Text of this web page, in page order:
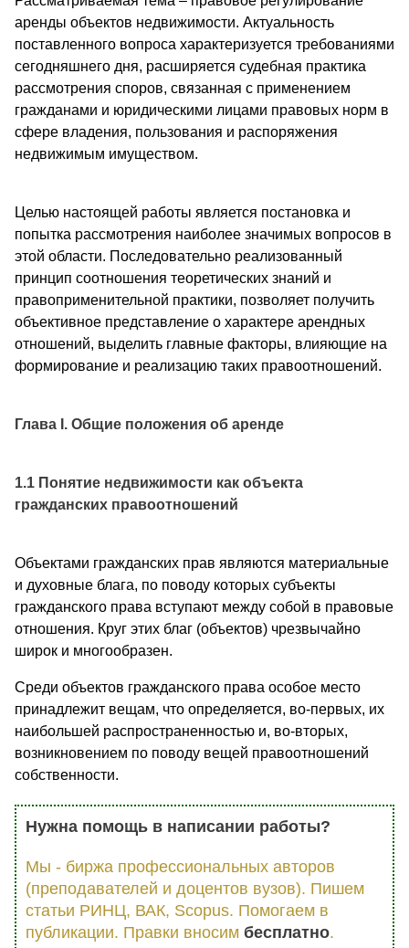
аренды объектов недвижимости. Актуальность
поставленного вопроса характеризуется требованиями
сегодняшнего дня, расширяется судебная практика
рассмотрения споров, связанная с применением
гражданами и юридическими лицами правовых норм в
сфере владения, пользования и распоряжения
недвижимым имуществом.
Целью настоящей работы является постановка и
попытка рассмотрения наиболее значимых вопросов в
этой области. Последовательно реализованный
принцип соотношения теоретических знаний и
правоприменительной практики, позволяет получить
объективное представление о характере арендных
отношений, выделить главные факторы, влияющие на
формирование и реализацию таких правоотношений.
Глава I. Общие положения об аренде
1.1 Понятие недвижимости как объекта
гражданских правоотношений
Объектами гражданских прав являются материальные
и духовные блага, по поводу которых субъекты
гражданского права вступают между собой в правовые
отношения. Круг этих благ (объектов) чрезвычайно
широк и многообразен.
Среди объектов гражданского права особое место
принадлежит вещам, что определяется, во-первых, их
наибольшей распространенностью и, во-вторых,
возникновением по поводу вещей правоотношений
собственности.
Нужна помощь в написании работы?
Мы - биржа профессиональных авторов
(преподавателей и доцентов вузов). Пишем
статьи РИНЦ, ВАК, Scopus. Помогаем в
публикации. Правки вносим бесплатно.